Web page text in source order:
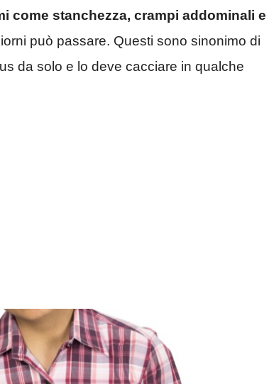
come stanchezza, crampi addominali e
può passare. Questi sono sinonimo di
da solo e lo deve cacciare in qualche